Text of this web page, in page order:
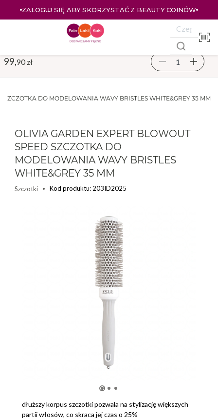
ZALOGUJ SIĘ ABY SKORZYSTAĆ Z BEAUTY COINÓW
DO MODELOWANIA WAVY BRISTLES WHITE&GREY 35 MM
OLIVIA GARDEN EXPERT BLOWOUT
SPEED SZCZOTKA DO
MODELOWANIA WAVY BRISTLES
WHITE&GREY 35 MM
Szczotki Kod produktu: 203ID2025
dłuższy korpus szczotki pozwala na stylizację większych
partii włosów, co skraca jej czas o 25%
99, 90 zł